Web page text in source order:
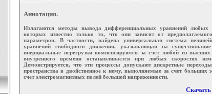
Аннотация.
Излагаются методы вывода дифференциальных уравнений любых
которых известно только то, что они зависят от
параметров. В частности, найдена универсальная система
уравнений свободного движения, указывающая на
инерциальные перегрузки компенсируются за счет любой из
внутреннего времени останавливается при любых скоростях
Демонстрируется, что эти процессы допускают дискретные
пространства в двойственное к нему, выполняемые за счет больших
счет электромагнитных полей большой напряженности.